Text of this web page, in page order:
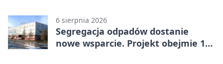
6 sierpnia 2026
Segregacja odpadów dostanie
nowe wsparcie. Projekt obejmie 15